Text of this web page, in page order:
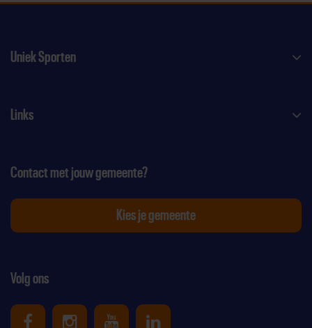
Uniek Sporten
Links
Volg ons
Contact met jouw gemeente?
Kies je gemeente